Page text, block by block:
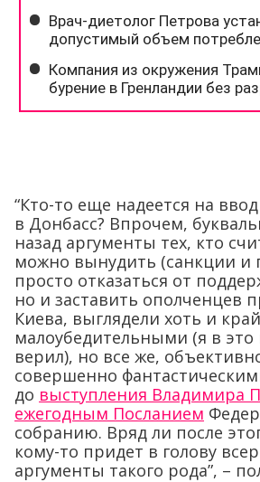
“Кто-то еще надеется на
в Донбасс? Впрочем,
назад аргументы тех, кто
можно вынудить (санкции и
просто отказаться от
но и заставить ополченцев
Киева, выглядели хоть и
малоубедительными (я в это
верил), но все же,
совершенно
до выступления Владимира
ежегодным Посланием
собранию. Вряд ли после
кому-то придет в голову
аргументы такого рода”, –